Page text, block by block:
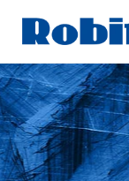
Skip
to
content